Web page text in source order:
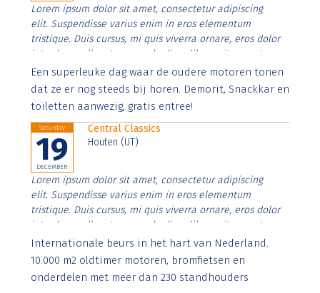
Lorem ipsum dolor sit amet, consectetur adipiscing
elit. Suspendisse varius enim in eros elementum
tristique. Duis cursus, mi quis viverra ornare, eros dolor
interdum nulla, ut commodo diam libero vitae erat.
Aenean faucibus nibh et justo cursus id rutrum lorem
imperdiet. Nunc ut sem vitae risus tristique posuere.
Een superleuke dag waar de oudere motoren tonen
dat ze er nog steeds bij horen. Demorit, Snackkar en
toiletten aanwezig, gratis entree!
Saturday
19
DECEMBER
Central Classics
Houten (UT)
Lorem ipsum dolor sit amet, consectetur adipiscing
elit. Suspendisse varius enim in eros elementum
tristique. Duis cursus, mi quis viverra ornare, eros dolor
interdum nulla, ut commodo diam libero vitae erat.
Aenean faucibus nibh et justo cursus id rutrum lorem
imperdiet. Nunc ut sem vitae risus tristique posuere.
Internationale beurs in het hart van Nederland.
10.000 m2 oldtimer motoren, bromfietsen en
onderdelen met meer dan 230 standhouders